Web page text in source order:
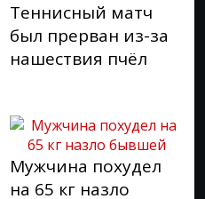
Теннисный матч
был прерван из-за
нашествия пчёл
Мужчина похудел
на 65 кг назло